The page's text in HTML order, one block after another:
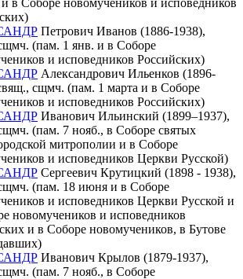
Петрович Иванов (1886-1938),
(пам. 1 янв. и в Соборе
и исповедников Российских)
Александрович Ильенков (1896-
сщмч. (пам. 1 марта и в Соборе
и исповедников Российских)
Иванович Ильинский (1899–1937),
(пам. 7 нояб., в Соборе святых
митрополии и в Соборе
и исповедников Церкви Русской)
Сергеевич Крутицкий (1898 - 1938),
(пам. 18 июня и в Соборе
и исповедников Церкви Русской и
новомучеников и исповедников
и в Соборе новомучеников, в Бутове
Иванович Крылов (1879-1937),
(пам. 7 нояб., в Соборе